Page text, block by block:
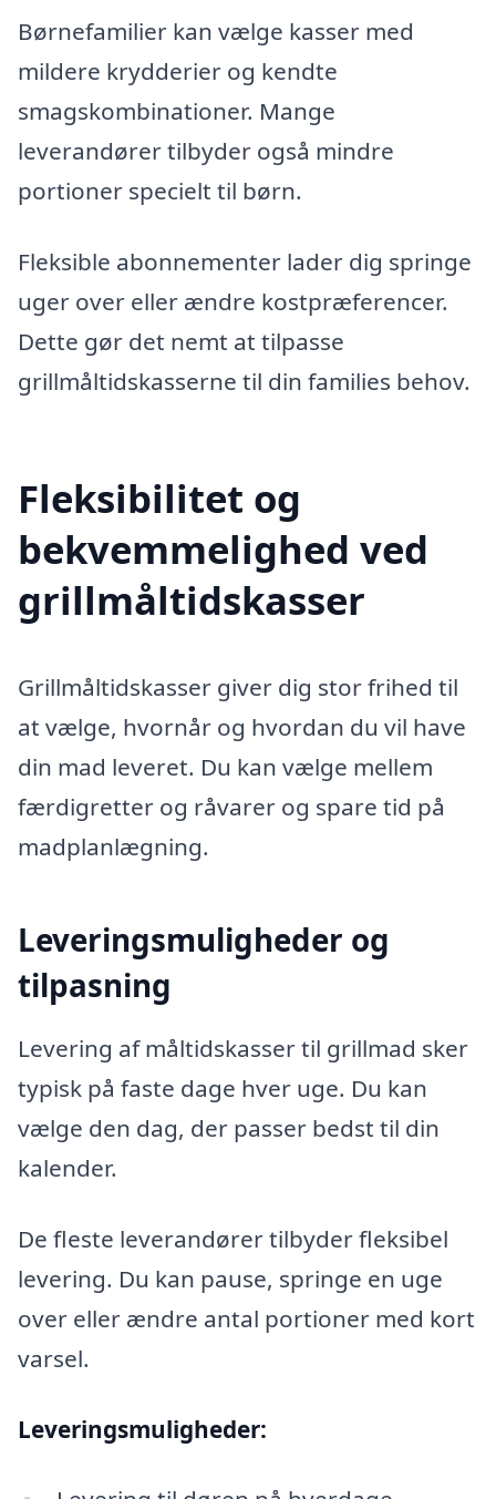
Børnefamilier kan vælge kasser med
mildere krydderier og kendte
smagskombinationer. Mange
leverandører tilbyder også mindre
portioner specielt til børn.
Fleksible abonnementer lader dig springe
uger over eller ændre kostpræferencer.
Dette gør det nemt at tilpasse
grillmåltidskasserne til din families behov.
Fleksibilitet og
bekvemmelighed ved
grillmåltidskasser
Grillmåltidskasser giver dig stor frihed til
at vælge, hvornår og hvordan du vil have
din mad leveret. Du kan vælge mellem
færdigretter og råvarer og spare tid på
madplanlægning.
Leveringsmuligheder og
tilpasning
Levering af måltidskasser til grillmad sker
typisk på faste dage hver uge. Du kan
vælge den dag, der passer bedst til din
kalender.
De fleste leverandører tilbyder fleksibel
levering. Du kan pause, springe en uge
over eller ændre antal portioner med kort
varsel.
Leveringsmuligheder: